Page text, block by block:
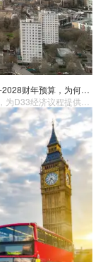
报告分析 | 历史新高！迪拜官宣约824亿美元作为2026-2028财年预算，为何全球富豪持续涌入这座城市？